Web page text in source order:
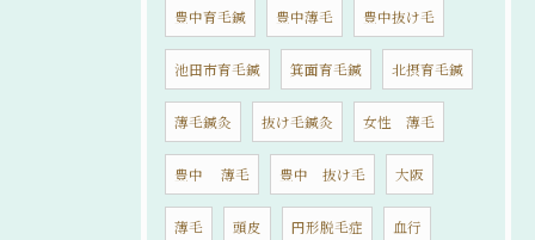
豊中育毛鍼 豊中薄毛 豊中抜け毛
池田市育毛鍼 箕面育毛鍼 北摂育毛鍼
薄毛鍼灸 抜け毛鍼灸 女性 薄毛
豊中 薄毛 豊中 抜け毛 大阪
薄毛 頭皮 円形脱毛症 血行